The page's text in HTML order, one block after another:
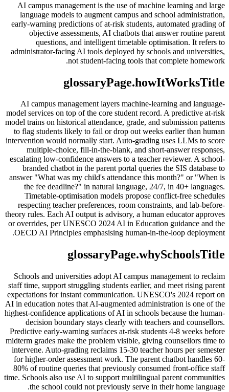
AI campus management is the use of machine learning and large
language models to augment campus and school administration,
early-warning predictions of at-risk students, automated grading of
objective assessments, AI chatbots that answer routine parent
questions, and intelligent timetable optimisation. It refers to
administrator-facing AI tools deployed by schools and universities,
not student-facing tools that complete homework.
glossaryPage.howItWorksTitle
AI campus management layers machine-learning and language-
model services on top of the core student record. A predictive at-risk
model trains on historical attendance, grade, and submission patterns
to flag students likely to fail or drop out weeks earlier than human
intervention would normally start. Auto-grading uses LLMs to score
multiple-choice, fill-in-the-blank, and short-answer responses,
escalating low-confidence answers to a teacher reviewer. A school-
branded chatbot in the parent portal queries the SIS database to
answer "What was my child's attendance this month?" or "When is
the fee deadline?" in natural language, 24/7, in 40+ languages.
Timetable-optimisation models propose conflict-free schedules
respecting teacher preferences, room constraints, and lab-before-
theory rules. Each AI output is advisory, a human educator approves
or overrides, per UNESCO 2024 AI in Education guidance and the
OECD AI Principles emphasising human-in-the-loop deployment.
glossaryPage.whySchoolsTitle
Schools and universities adopt AI campus management to reclaim
staff time, support struggling students earlier, and meet rising parent
expectations for instant communication. UNESCO's 2024 report on
AI in education notes that AI-augmented administration is one of the
highest-confidence applications of AI in schools because the human-
decision boundary stays clearly with teachers and counsellors.
Predictive early-warning surfaces at-risk students 4-8 weeks before
midterm grades make the problem visible, giving counsellors time to
intervene. Auto-grading reclaims 15-30 teacher hours per semester
for higher-order assessment work. The parent chatbot handles 60-
80% of routine queries that previously consumed front-office staff
time. Schools also use AI to support multilingual parent communities
the school could not previously serve in their home language.